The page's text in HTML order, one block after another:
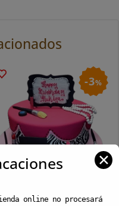
3%
Credi Paste 1Kg
✕
online no procesará